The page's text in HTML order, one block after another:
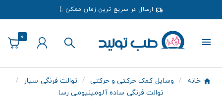
ارسال در سریع ترین زمان ممکن :)
0
خانه وسایل کمک حرکتی و حرکتی
توالت فرنگی سیار
توالت فرنگی ساده آلومینیومی رسا